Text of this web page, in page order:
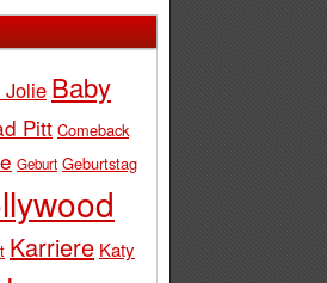
Jolie Baby
Pitt Comeback
Geburt Geburtstag
Karriere Katy